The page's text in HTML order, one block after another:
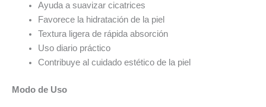
Ayuda a suavizar cicatrices
Favorece la hidratación de la piel
Textura ligera de rápida absorción
Uso diario práctico
Contribuye al cuidado estético de la piel
Modo de Uso